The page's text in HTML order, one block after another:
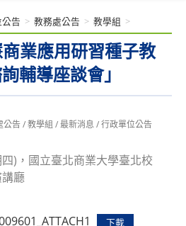
業應用研習種子教
輔導座談會」
告 > 教務處公告 > 教學組 >
公告/教學組 /最新消息 /行政單位公告
)，國立臺北商業大學臺北校
廳
下載